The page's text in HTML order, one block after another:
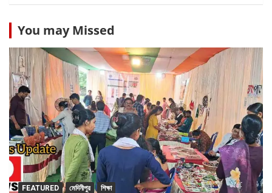
You may Missed
FEATURED মেদিনীপুর শিক্ষা